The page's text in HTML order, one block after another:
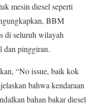
mesin diesel seperti
BBM
di seluruh wilayah
dan pinggiran.
“No issue, baik kok
bahwa kendaraan
bahan bakar diesel